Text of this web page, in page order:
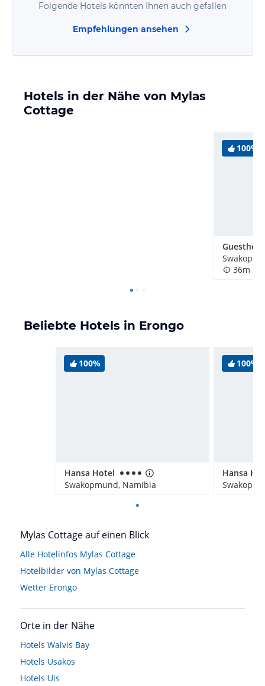
Folgende Hotels könnten Ihnen auch gefallen
Empfehlungen ansehen
Hotels in der Nähe von Mylas
Cottage
100%
36m
Beliebte Hotels in Erongo
100%
Hansa Hotel
Swakopmund, Namibia
100%
Hansa
Mylas Cottage auf einen Blick
Alle Hotelinfos Mylas Cottage
Hotelbilder von Mylas Cottage
Wetter Erongo
Orte in der Nähe
Hotels Walvis Bay
Hotels Usakos
Hotels Uis